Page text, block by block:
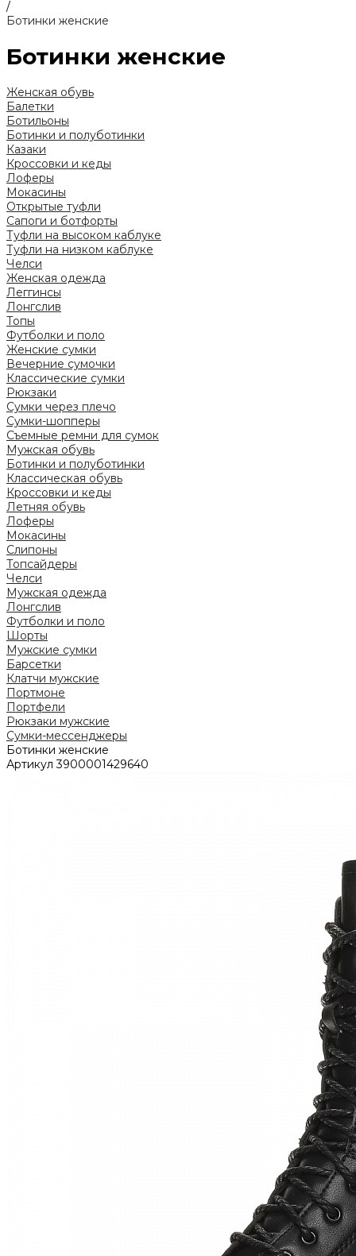
/
Ботинки женские
Ботинки женские
Женская обувь
Балетки
Ботильоны
Ботинки и полуботинки
Казаки
Кроссовки и кеды
Лоферы
Мокасины
Открытые туфли
Сапоги и ботфорты
Туфли на высоком каблуке
Туфли на низком каблуке
Челси
Женская одежда
Леггинсы
Лонгслив
Топы
Футболки и поло
Женские сумки
Вечерние сумочки
Классические сумки
Рюкзаки
Сумки через плечо
Сумки-шопперы
Съемные ремни для сумок
Мужская обувь
Ботинки и полуботинки
Классическая обувь
Кроссовки и кеды
Летняя обувь
Лоферы
Мокасины
Слипоны
Топсайдеры
Челси
Мужская одежда
Лонгслив
Футболки и поло
Шорты
Мужские сумки
Барсетки
Клатчи мужские
Портмоне
Портфели
Рюкзаки мужские
Сумки-мессенджеры
Ботинки женские
Артикул3900001429640